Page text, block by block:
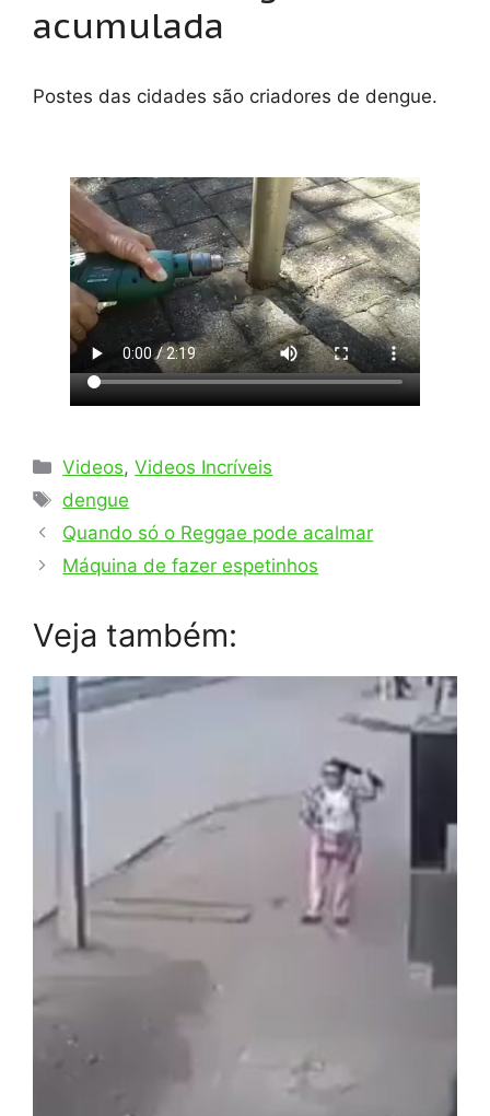
acumulada
Postes das cidades são criadores de dengue.
Categorias
Videos,Videos Incríveis
Tags
dengue
Quando só o Reggae pode acalmar
Máquina de fazer espetinhos
Veja também: